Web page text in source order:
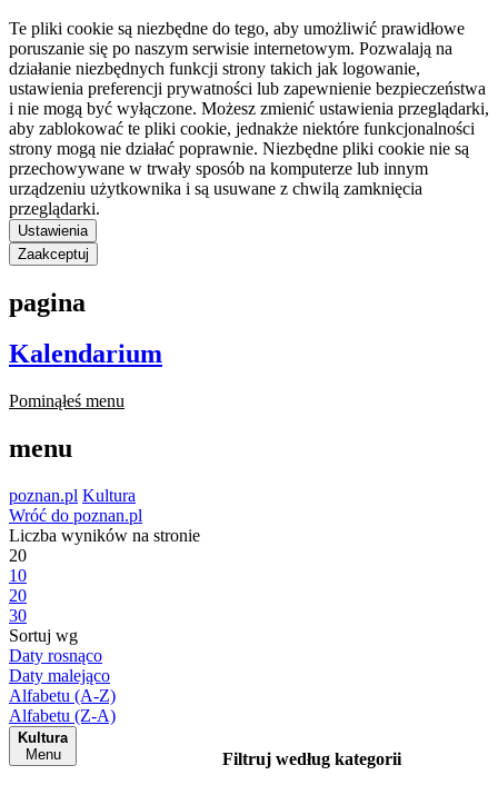
Te pliki cookie są niezbędne do tego, aby umożliwić prawidłowe
poruszanie się po naszym serwisie internetowym. Pozwalają na
działanie niezbędnych funkcji strony takich jak logowanie,
ustawienia preferencji prywatności lub zapewnienie bezpieczeństwa
i nie mogą być wyłączone. Możesz zmienić ustawienia przeglądarki,
aby zablokować te pliki cookie, jednakże niektóre funkcjonalności
strony mogą nie działać poprawnie. Niezbędne pliki cookie nie są
przechowywane w trwały sposób na komputerze lub innym
urządzeniu użytkownika i są usuwane z chwilą zamknięcia
przeglądarki.
Ustawienia
Zaakceptuj
pagina
Kalendarium
Pominąłeś menu
menu
poznan.pl Kultura
Wróć do poznan.pl
Liczba wyników na stronie
20
10
20
30
Sortuj wg
Daty rosnąco
Daty malejąco
Alfabetu (A-Z)
Alfabetu (Z-A)
Kultura
Menu
Filtruj według kategorii